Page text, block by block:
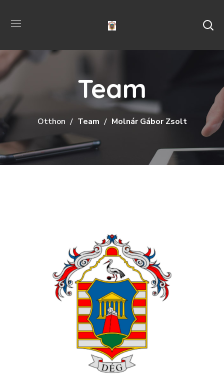
Team
Otthon Team Molnár Gábor Zsolt